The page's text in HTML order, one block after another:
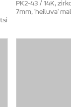
PK2-43 / 14K,
7mm, 'heiluva'